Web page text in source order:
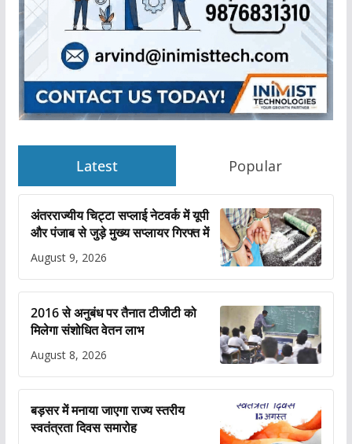
Latest Popular
अंतरराज्यीय चिट्टा सप्लाई नेटवर्क में यूपी
और पंजाब से जुड़े मुख्य सप्लायर गिरफ्त में
August 9, 2026
2016 से अनुबंध पर तैनात टीजीटी को
मिलेगा संशोधित वेतन लाभ
August 8, 2026
बड़सर में मनाया जाएगा राज्य स्तरीय
स्वतंत्रता दिवस समारोह